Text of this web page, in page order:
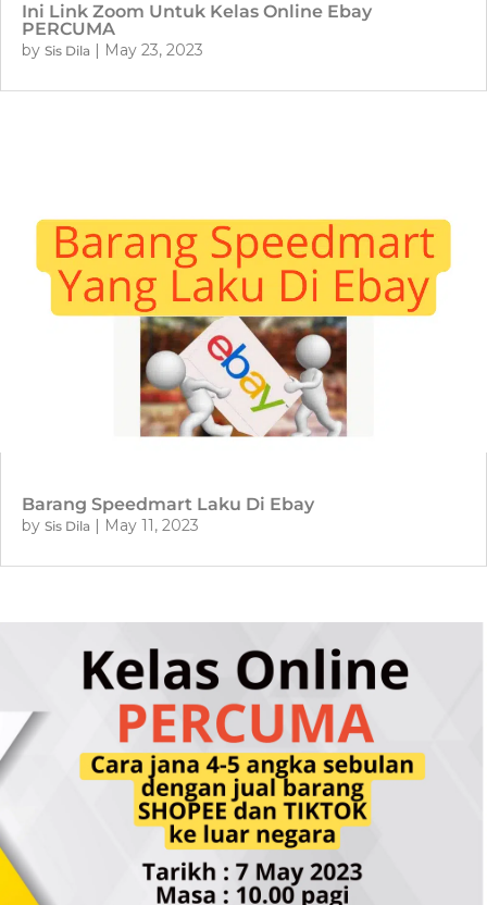
Ini Link Zoom Untuk Kelas Online Ebay
PERCUMA
by Sis Dila May 23, 2023
Barang Speedmart Laku Di Ebay
by Sis Dila | May 11, 2023